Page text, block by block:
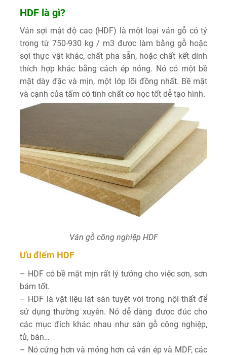
HDF là gì?
Ván sợi mật độ cao (HDF) là một loại ván gỗ có tỷ
trọng từ 750-930 kg / m3 được làm bằng gỗ hoặc
sợi thực vật khác, chất pha sẵn, hoặc chất kết dính
thích hợp khác bằng cách ép nóng. Nó có một bề
mặt dày đặc và mịn, một lớp lõi đồng nhất. Bề mặt
và cạnh của tấm có tính chất cơ học tốt dễ tạo hình.
Ván gỗ công nghiệp HDF
Ưu điểm HDF
– HDF có bề mặt mịn rất lý tưởng cho việc sơn, sơn
bám tốt.
– HDF là vật liệu lát sàn tuyệt vời trong nội thất để
sử dụng thường xuyên. Nó dễ dàng được đúc cho
các mục đích khác nhau như sàn gỗ công nghiệp,
tủ, bàn…
– Nó cứng hơn và mỏng hơn cả ván ép và MDF, các